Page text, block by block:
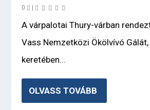
0
A várpalotai Thury-várban
Vass Nemzetközi Ökölvívó
keretében...
OLVASS TOVÁBB